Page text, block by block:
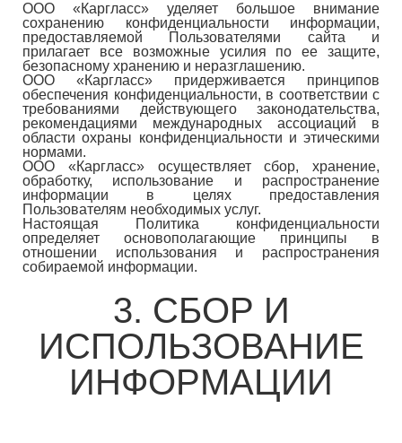
ООО «Каргласс» уделяет большое внимание
сохранению конфиденциальности информации,
предоставляемой Пользователями сайта и
прилагает все возможные усилия по ее защите,
безопасному хранению и неразглашению.
ООО «Каргласс» придерживается принципов
обеспечения конфиденциальности, в соответствии с
требованиями действующего законодательства,
рекомендациями международных ассоциаций в
области охраны конфиденциальности и этическими
нормами.
ООО «Каргласс» осуществляет сбор, хранение,
обработку, использование и распространение
информации в целях предоставления
Пользователям необходимых услуг.
Настоящая Политика конфиденциальности
определяет основополагающие принципы в
отношении использования и распространения
собираемой информации.
3. СБОР И
ИСПОЛЬЗОВАНИЕ
ИНФОРМАЦИИ